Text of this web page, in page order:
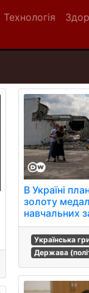
Технологія
В Україні
золоту
навчальних
Українська
Держава